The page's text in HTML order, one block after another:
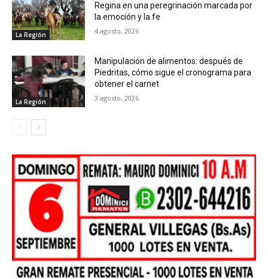
La Región
Regina en una peregrinación marcada por
la emoción y la fe
4 agosto, 2026
La Región
Manipulación de alimentos: después de
Piedritas, cómo sigue el cronograma para
obtener el carnet
3 agosto, 2026